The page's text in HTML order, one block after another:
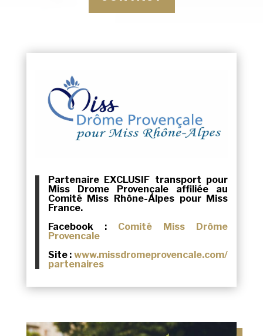
Partenaire EXCLUSIF transport pour
Miss Drome Provençale affiliée au
Comité Miss Rhône-Alpes pour Miss
France.
Facebook :
Comité Miss Drôme
Provencale
Site :www.missdromeprovencale.com/
partenaires